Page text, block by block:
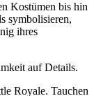
Kostümen bis hin
symbolisieren,
ihres
auf Details.
Royale. Tauchen